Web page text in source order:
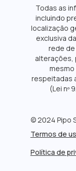
Todas as
incluindo
localização
exclusiva
rede
alterações,
respeitadas
(Lei nº
© 2024 Pipo
Termos de
Política de